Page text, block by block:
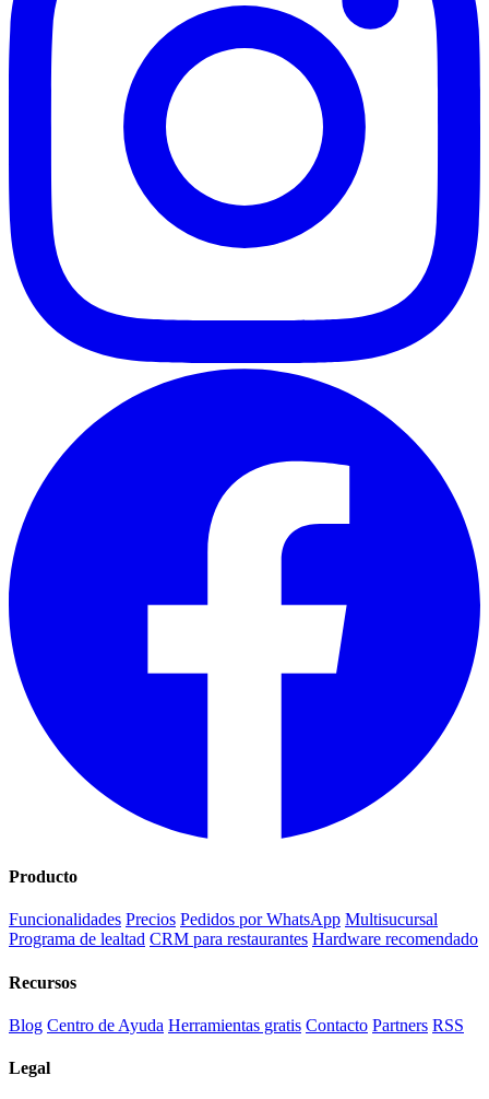
Producto
Funcionalidades Precios Pedidos por WhatsApp Multisucursal
Programa de lealtad CRM para restaurantes Hardware recomendado
Recursos
Blog Centro de Ayuda Herramientas gratis Contacto Partners RSS
Legal